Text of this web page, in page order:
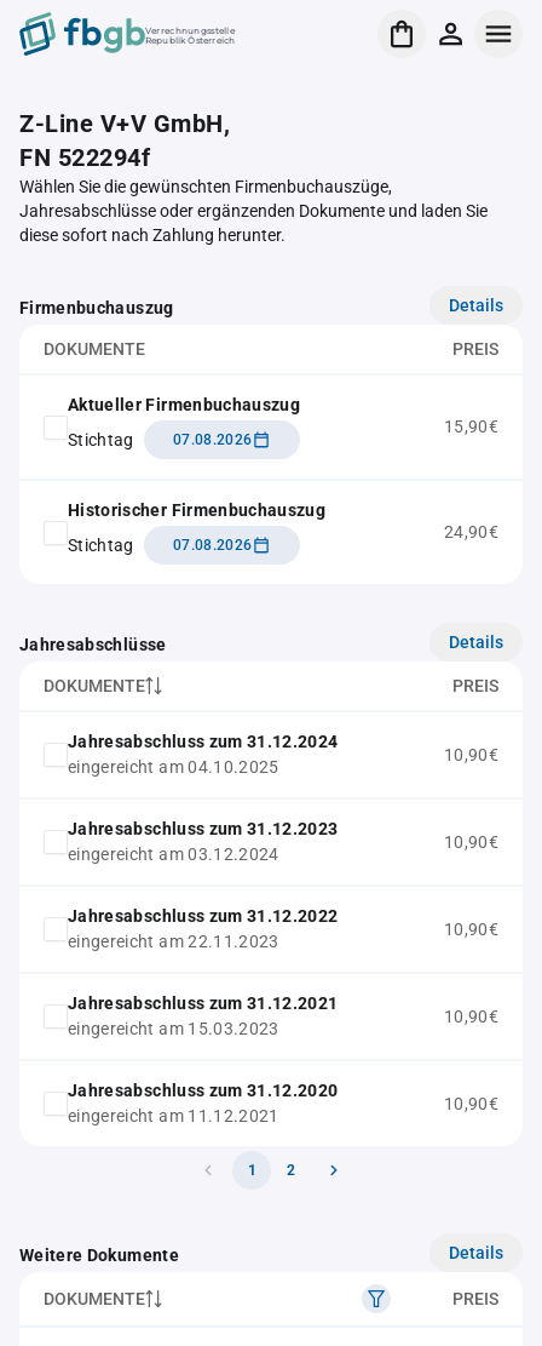
Verrechnungsstelle
Republik Österreich
Z-Line V+V GmbH,
FN 522294f
Wählen Sie die gewünschten Firmenbuchauszüge,
Jahresabschlüsse oder ergänzenden Dokumente und laden Sie
diese sofort nach Zahlung herunter.
Firmenbuchauszug Details
DOKUMENTE PREIS
Aktueller Firmenbuchauszug
Stichtag
07.08.2026
15,90€
Historischer Firmenbuchauszug
Stichtag
07.08.2026
24,90€
Jahresabschlüsse Details
DOKUMENTE PREIS
Jahresabschluss zum 31.12.2024
eingereicht am 04.10.2025
10,90€
Jahresabschluss zum 31.12.2023
eingereicht am 03.12.2024
10,90€
Jahresabschluss zum 31.12.2022
eingereicht am 22.11.2023
10,90€
Jahresabschluss zum 31.12.2021
eingereicht am 15.03.2023
10,90€
Jahresabschluss zum 31.12.2020
eingereicht am 11.12.2021
10,90€
1 2
Weitere Dokumente Details
DOKUMENTE PREIS